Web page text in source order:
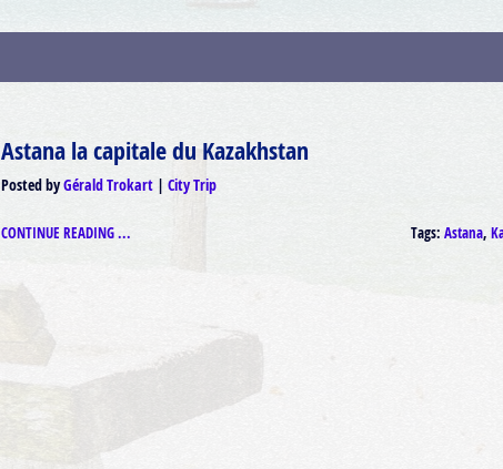
Astana la capitale du Kazakhstan
Posted byGérald Trokart City Trip
Tags: Astana,
CONTINUE READING ...